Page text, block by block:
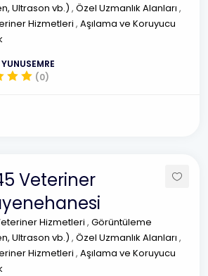
Ultrason vb.) , Özel Uzmanlık Alanları ,
Hizmetleri , Aşılama ve Koruyucu
(0)
Veteriner
Hizmetleri , Görüntüleme
Ultrason vb.) , Özel Uzmanlık Alanları ,
Hizmetleri , Aşılama ve Koruyucu